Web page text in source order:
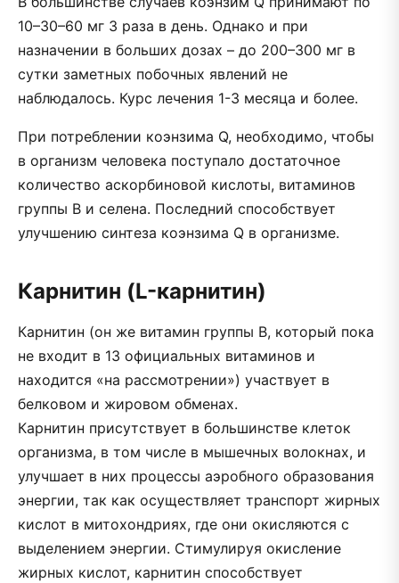
10–30–60 мг 3 раза в день. Однако и при
назначении в больших дозах – до 200–300 мг в
сутки заметных побочных явлений не
наблюдалось. Курс лечения 1-3 месяца и более.
При потреблении коэнзима Q, необходимо, чтобы
в организм человека поступало достаточное
количество аскорбиновой кислоты, витаминов
группы В и селена. Последний способствует
улучшению синтеза коэнзима Q в организме.
Карнитин (L-карнитин)
Карнитин (он же витамин группы В, который пока
не входит в 13 официальных витаминов и
находится «на рассмотрении») участвует в
белковом и жировом обменах.
Карнитин присутствует в большинстве клеток
организма, в том числе в мышечных волокнах, и
улучшает в них процессы аэробного образования
энергии, так как осуществляет транспорт жирных
кислот в митохондриях, где они окисляются с
выделением энергии. Стимулируя окисление
жирных кислот, карнитин способствует